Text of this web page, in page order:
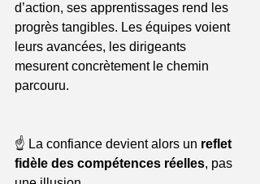
d’action, ses apprentissages rend les
progrès tangibles. Les équipes voient
leurs avancées, les dirigeants
mesurent concrètement le chemin
parcouru.
☝️ La confiance devient alors un reflet
fidèle des compétences réelles, pas